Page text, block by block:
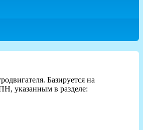
Базируется на
указанным в разделе: